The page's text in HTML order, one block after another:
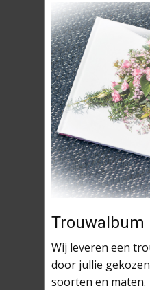
Trouwalbum
Wij leveren een
door jullie
soorten en maten.